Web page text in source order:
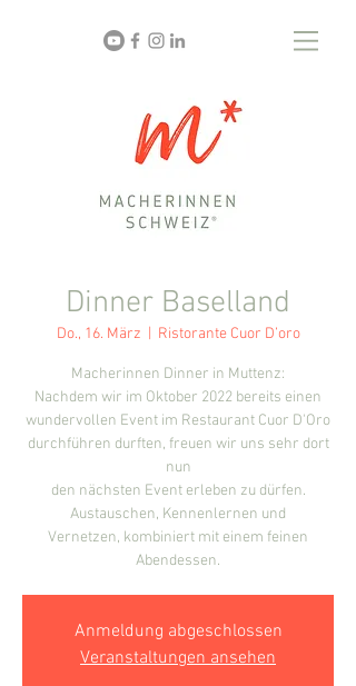
Dinner Baselland
Do., 16. März Ristorante Cuor D’oro
Macherinnen Dinner in Muttenz:
Nachdem wir im Oktober 2022 bereits einen
wundervollen Event im Restaurant Cuor D'Oro
durchführen durften, freuen wir uns sehr dort
nun
den nächsten Event erleben zu dürfen.
Austauschen, Kennenlernen und
Vernetzen, kombiniert mit einem feinen
Abendessen.
Anmeldung abgeschlossen
Veranstaltungen ansehen